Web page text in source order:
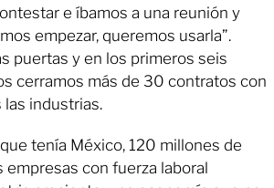
e íbamos a una reunión y
empezar, queremos usarla”.
puertas y en los primeros seis
cerramos más de 30 contratos con
industrias.
tenía México, 120 millones de
empresas con fuerza laboral